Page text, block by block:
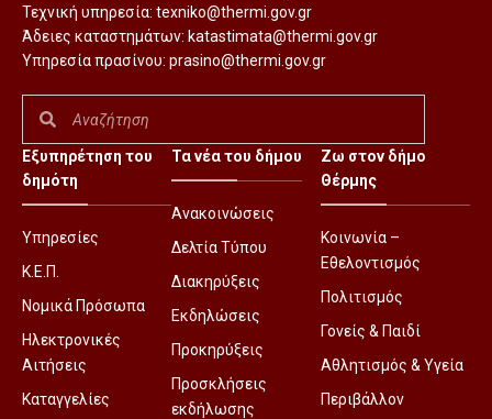
Τεχνική υπηρεσία: texniko@thermi.gov.gr
Άδειες καταστημάτων: katastimata@thermi.gov.gr
Υπηρεσία πρασίνου: prasino@thermi.gov.gr
Εξυπηρέτηση του
δημότη
Υπηρεσίες
Κ.Ε.Π.
Νομικά Πρόσωπα
Ηλεκτρονικές
Αιτήσεις
Καταγγελίες
Τα νέα του δήμου
Ανακοινώσεις
Δελτία Τύπου
Διακηρύξεις
Εκδηλώσεις
Προκηρύξεις
Προσκλήσεις
εκδήλωσης
Ζω στον δήμο
Θέρμης
Κοινωνία –
Εθελοντισμός
Πολιτισμός
Γονείς & Παιδί
Αθλητισμός & Υγεία
Περιβάλλον